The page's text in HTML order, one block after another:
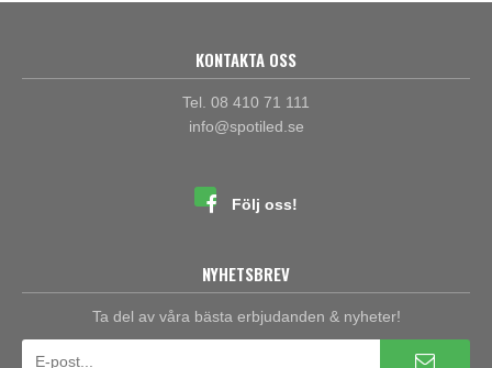
KONTAKTA OSS
Tel. 08 410 71 111
info@spotiled.se
Följ oss!
NYHETSBREV
Ta del av våra bästa erbjudanden & nyheter!